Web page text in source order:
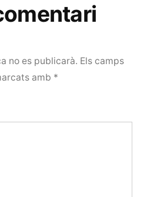
no es publicarà. Els camps
amb *